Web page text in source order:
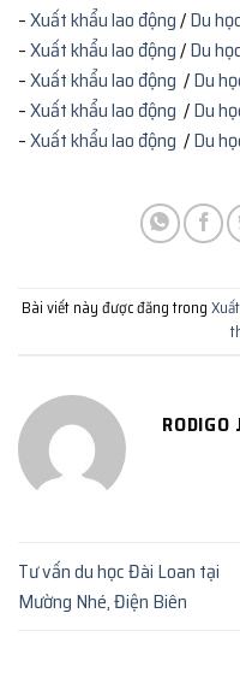
–Xuất khẩu lao động/Du
–Xuất khẩu lao động/Du
–Xuất khẩu lao động /Du
–Xuất khẩu lao động /Du
–Xuất khẩu lao động /Du
Bài viết này được đăng trong
RODIGO
Tư vấn du học Đài Loan tại
Mường Nhé, Điện Biên